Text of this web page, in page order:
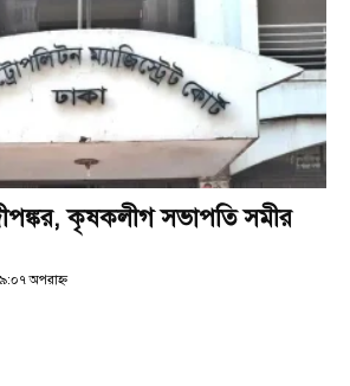
দীপঙ্কর, কৃষকলীগ সভাপতি সমীর
অপরাহ্ণ